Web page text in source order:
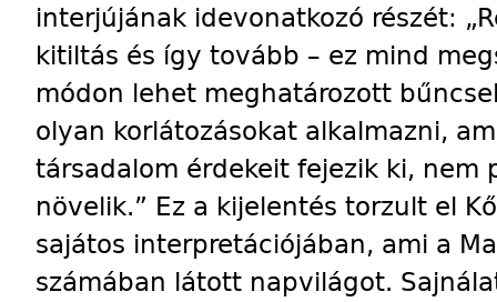
interjújának idevonatkozó részét:
kitiltás és így tovább – ez mind
módon lehet meghatározott
olyan korlátozásokat alkalmazni,
társadalom érdekeit fejezik ki, nem
növelik.” Ez a kijelentés torzult el
sajátos interpretációjában, ami a
számában látott napvilágot.